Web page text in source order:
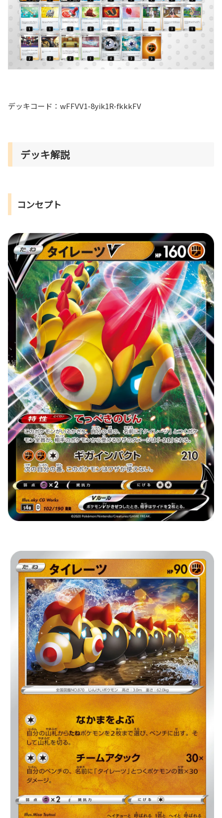
デッキコード：wFFVV1-8yik1R-fkkkFV
デッキ解説
コンセプト